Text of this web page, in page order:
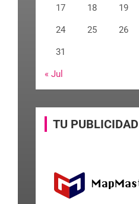
17 18 19
24 25 26
31
« Jul
TU PUBLICIDAD